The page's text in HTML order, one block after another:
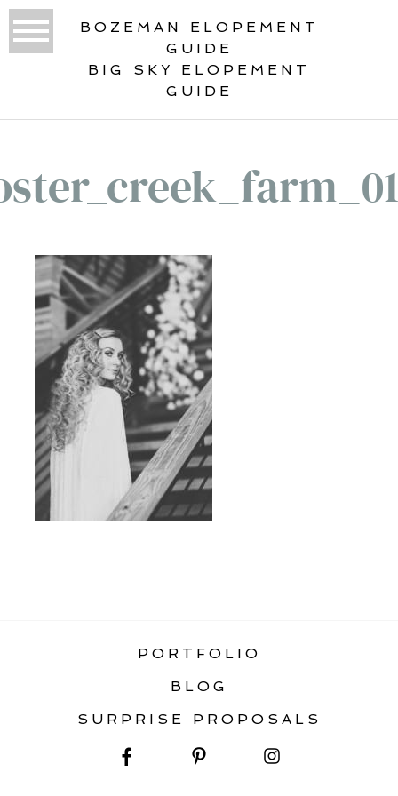
BOZEMAN ELOPEMENT
GUIDE
BIG SKY ELOPEMENT
GUIDE
PORTFOLIO
BLOG
SURPRISE PROPOSALS